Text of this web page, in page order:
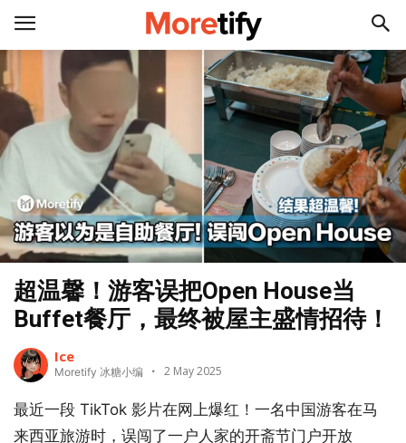
超温馨！游客误把Open House当
Buffet餐厅，最终被屋主盛情招待！
Ice
Moretify 冰糖小编 2 May 2025
最近一段 TikTok 影片在网上爆红！一名中国游客在马
来西亚旅游时，误闯了一户人家的开斋节门户开放